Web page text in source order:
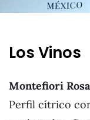
Los Vinos
Montefiori
Perfil cítrico